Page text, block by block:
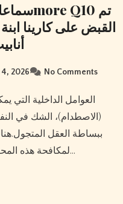
القبض على كارينا
4, 2026 No Comments
(الاصطدام)، الشك في
ببساطة العقل
لمكافحة هذه المحفزات.وهي تشمل المسح…